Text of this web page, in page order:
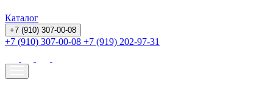
Каталог
+7 (910) 307-00-08
+7 (910) 307-00-08 +7 (919) 202-97-31